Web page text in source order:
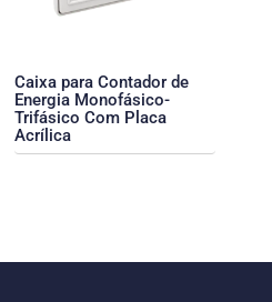
Caixa para Contador de
Energia Monofásico-
Trifásico Com Placa
Acrílica